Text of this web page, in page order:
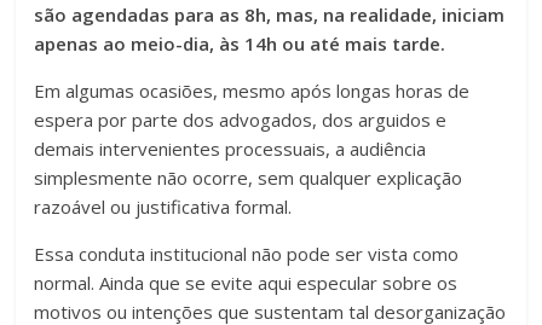
são agendadas para as 8h, mas, na realidade, iniciam
apenas ao meio-dia, às 14h ou até mais tarde.
Em algumas ocasiões, mesmo após longas horas de
espera por parte dos advogados, dos arguidos e
demais intervenientes processuais, a audiência
simplesmente não ocorre, sem qualquer explicação
razoável ou justificativa formal.
Essa conduta institucional não pode ser vista como
normal. Ainda que se evite aqui especular sobre os
motivos ou intenções que sustentam tal desorganização